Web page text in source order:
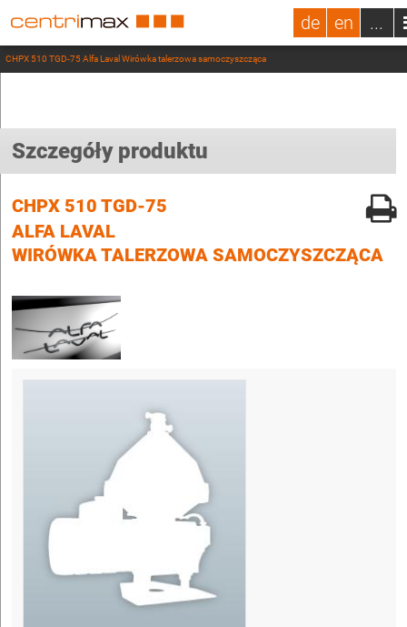
de en ...
CHPX 510 TGD-75 Alfa Laval Wirówka talerzowa samoczyszcząca
Szczegóły produktu
CHPX 510 TGD-75
ALFA LAVAL
WIRÓWKA TALERZOWA SAMOCZYSZCZĄCA